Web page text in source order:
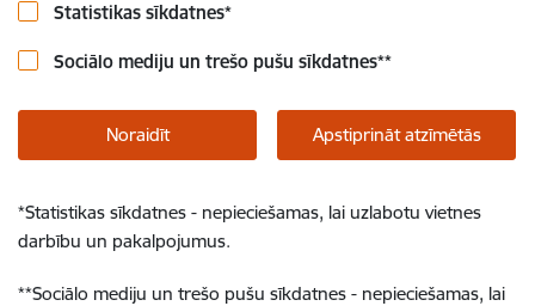
Statistikas sīkdatnes*
Sociālo mediju un trešo pušu sīkdatnes**
Noraidīt Apstiprināt atzīmētās
*Statistikas sīkdatnes - nepieciešamas, lai uzlabotu vietnes
darbību un pakalpojumus.
**Sociālo mediju un trešo pušu sīkdatnes - nepieciešamas, lai